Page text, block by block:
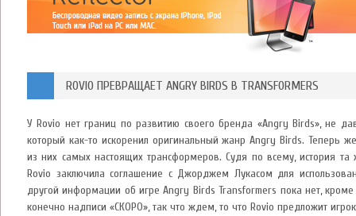
ROVIO ПРЕВРАЩАЕТ ANGRY BIRDS В TRANSFORMERS
У Rovio нет границ по развитию своего бренда «Angry Birds», не
который как-то искоренил оригинальный жанр Angry Birds. Теперь
из них самых настоящих трансформеров. Судя по всему, история
Rovio заключила соглашение с Джорджем Лукасом для
другой информации об игре Angry Birds Transformers пока нет,
конечно надписи «СКОРО», так что ждем, то что Rovio предложит